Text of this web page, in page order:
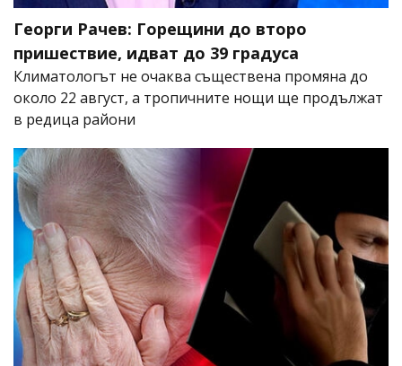
Георги Рачев: Горещини до второ
пришествие, идват до 39 градуса
Климатологът не очаква съществена промяна до
около 22 август, а тропичните нощи ще продължат
в редица райони